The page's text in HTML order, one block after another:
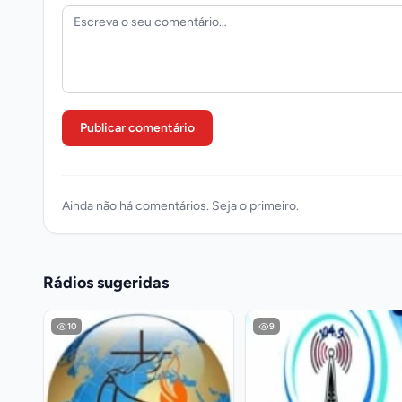
Publicar comentário
Ainda não há comentários. Seja o primeiro.
Rádios sugeridas
10 9